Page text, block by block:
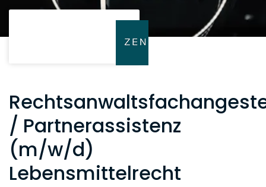
/ Partnerassistenz
(m/w/d)
Lebensmittelrecht